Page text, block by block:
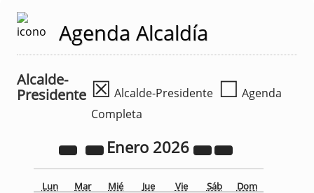
Agenda Alcaldía
Alcalde-
Presidente ☒ Alcalde-Presidente ☐ Agenda
Completa
Enero 2026
Lun Mar Mié Jue Vie Sáb Dom